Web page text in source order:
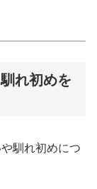
れ初めを
馴れ初めにつ